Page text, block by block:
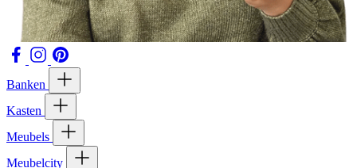
Banken
Kasten
Meubels
Meubelcity